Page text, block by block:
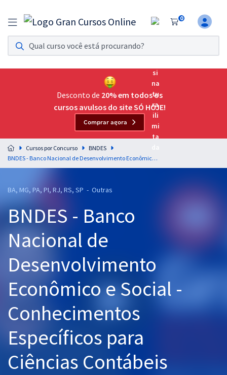
0
Assinatura Ilimitada 11
Acesso a todos os cursos. Teste grátis por 7 dias!
Assinatura OAB Até Passar
Acesso ilimitado a toda preparação para o Exame da
Residências Multiprofissionais
Preparação completa e intensiva para as principais
residências em saúde do Brasil
Cursos 20% OFF
Pós
Graduação
OAB
Mentorias
Questões grátis
Conteúdo gratuito
Desconto de 20% em todos os
cursos avulsos do site SÓ HOJE!
Comprar agora
Cursos por Concurso
BNDES
BNDES - Banco Nacional de Desenvolvimento Econômico e Social - Conhecimentos Específicos para Ciências Contábeis
BA, MG, PA, PI, RJ, RS, SP - Outras
BNDES - Banco
Nacional de
Desenvolvimento
Econômico e Social -
Conhecimentos
Específicos para
Ciências Contábeis